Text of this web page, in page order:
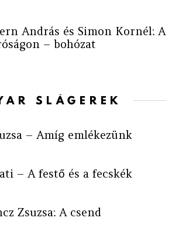
András és Simon Kornél: A
– bohózat
SLÁGEREK
– Amíg emlékezünk
– A festő és a fecskék
Zsuzsa: A csend